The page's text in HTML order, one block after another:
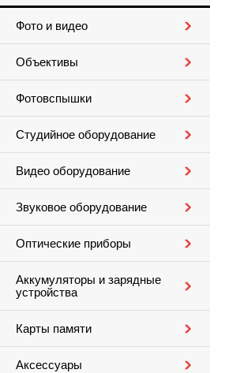
Фото и видео
Объективы
Фотовспышки
Студийное оборудование
Видео оборудование
Звуковое оборудование
Оптические приборы
Аккумуляторы и зарядные
устройства
Карты памяти
Аксессуары